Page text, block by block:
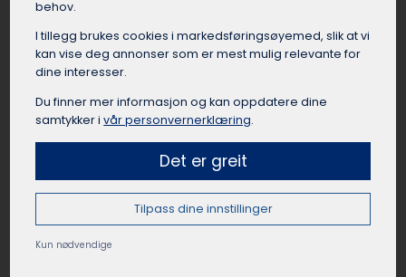
at bussen er utstyrt med det dere trenger for
Leie buss til private arrangement Sula
Leie av buss kan være en god løsning for
privatpersoner i Sula med arrangementer der
mange gjester trenger transport. Eksempler på
slike anledninger er bryllup, dåp, konfirmasjon,
jubileum og runde dager. Fordelen med buss
kontra privatbiler i Sula er at gjestene slipper å
behov.
I tillegg brukes cookies i markedsførings­øyemed, slik at vi
kan vise deg annonser som er mest mulig relevante for
dine interesser.
Du finner mer informasjon og kan oppdatere dine
samtykker ivår personvernerklæring.
Det er greit
Tilpass dine innstillinger
Kun nødvendige